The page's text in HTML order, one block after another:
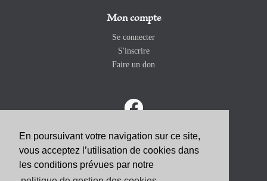
En poursuivant votre navigation sur ce site,
vous acceptez l’utilisation de cookies dans
les conditions prévues par notre
Mon compte
Se connecter
S'inscrire
Faire un don
ABONNEZ-VOUS